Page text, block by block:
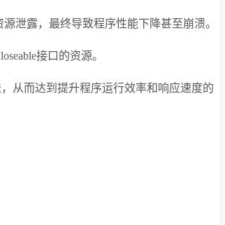
泄露，最终导致程序性能下降甚至崩溃。
接口的资源。
从而达到提升程序运行效率和响应速度的